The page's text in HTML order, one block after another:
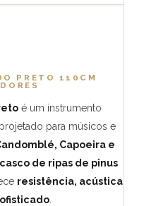
PRETO 110CM
é um instrumento
para músicos e
Capoeira e
casco de ripas de pinus
resistência, acústica
.